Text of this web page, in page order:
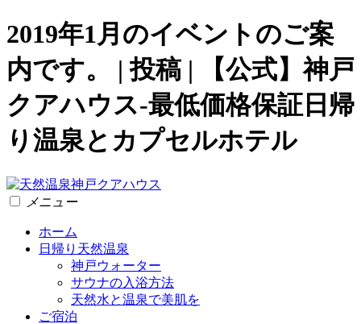
2019年1月のイベントのご案
内です。 | 投稿 | 【公式】神戸
クアハウス-最低価格保証日帰
り温泉とカプセルホテル
メニュー
ホーム
日帰り天然温泉
神戸ウォーター
サウナの入浴方法
天然水と温泉で美肌を
ご宿泊